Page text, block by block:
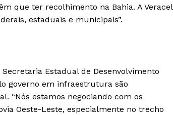
que ter recolhimento na Bahia. A Veracel
estaduais e municipais”.
Estadual de Desenvolvimento
governo em infraestrutura são
“Nós estamos negociando com os
Oeste-Leste, especialmente no trecho